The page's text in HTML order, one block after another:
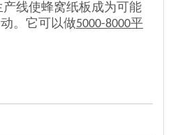
线使蜂窝纸板成为可能
。它可以做5000-8000平